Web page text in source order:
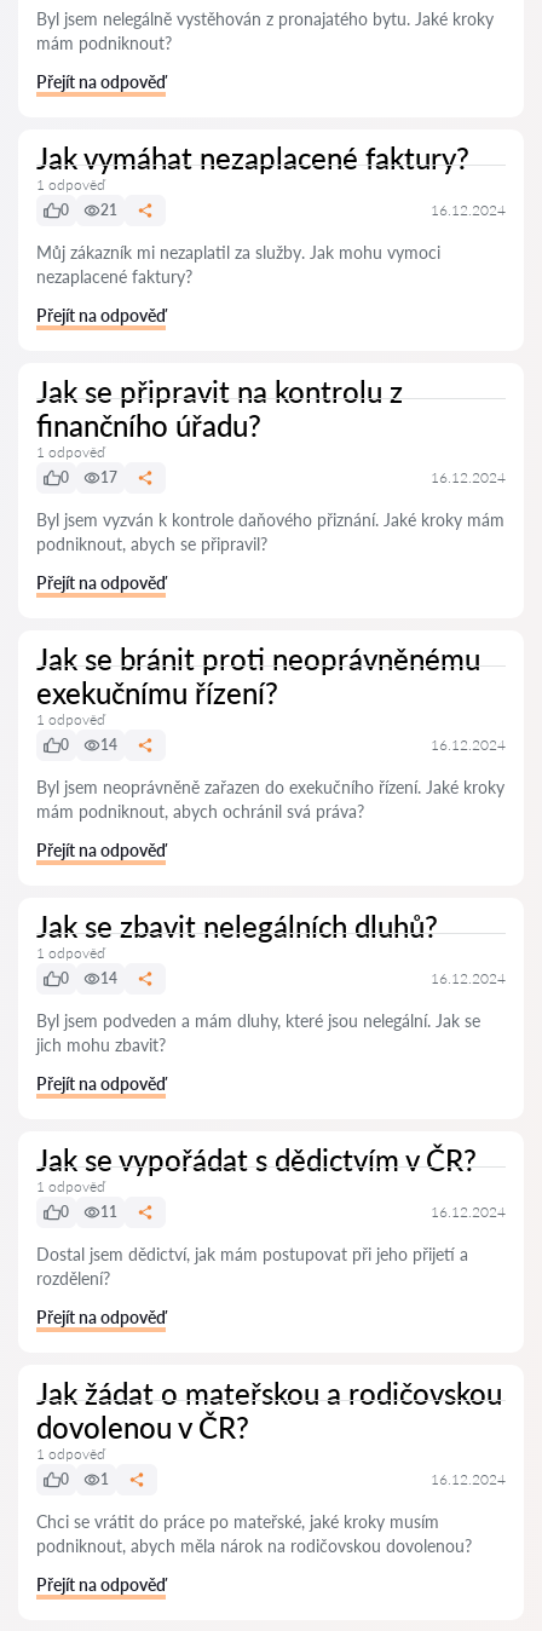
Byl jsem nelegálně vystěhován z pronajatého bytu. Jaké kroky
mám podniknout?
Přejít na odpověď
Jak vymáhat nezaplacené faktury?
1 odpověď
0
21 16.12.2024
Můj zákazník mi nezaplatil za služby. Jak mohu vymoci
nezaplacené faktury?
Přejít na odpověď
Jak se připravit na kontrolu z
finančního úřadu?
1 odpověď
0
17 16.12.2024
Byl jsem vyzván k kontrole daňového přiznání. Jaké kroky mám
podniknout, abych se připravil?
Přejít na odpověď
Jak se bránit proti neoprávněnému
exekučnímu řízení?
1 odpověď
0
14 16.12.2024
Byl jsem neoprávněně zařazen do exekučního řízení. Jaké kroky
mám podniknout, abych ochránil svá práva?
Přejít na odpověď
Jak se zbavit nelegálních dluhů?
1 odpověď
0
14 16.12.2024
Byl jsem podveden a mám dluhy, které jsou nelegální. Jak se
jich mohu zbavit?
Přejít na odpověď
Jak se vypořádat s dědictvím v ČR?
1 odpověď
0
11 16.12.2024
Dostal jsem dědictví, jak mám postupovat při jeho přijetí a
rozdělení?
Přejít na odpověď
Jak žádat o mateřskou a rodičovskou
dovolenou v ČR?
1 odpověď
0
1 16.12.2024
Chci se vrátit do práce po mateřské, jaké kroky musím
podniknout, abych měla nárok na rodičovskou dovolenou?
Přejít na odpověď